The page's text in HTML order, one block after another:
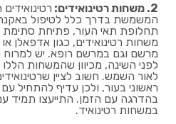
2. משחות רטינואידים:
המשמשת בדרך כלל לטיפול
תחלופת תאי העור, פתיחת
משחות רטינואידים, כגון אדפאלן
מרשם וגם במרשם רופא. יש למרוח
לפני השינה, מכיוון שהמשחות
לאור השמש. חשוב לציין
ראשוני בעור, ולכן עדיף להתחיל עם
בהדרגה עם הזמן. התייעצו תמיד
במשחות רטינואיד.